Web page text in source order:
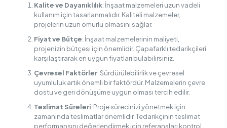
Kalite ve Dayanıklılık: İnşaat malzemeleri uzun vadeli
kullanım için tasarlanmalıdır. Kaliteli malzemeler,
projelerin uzun ömürlü olmasını sağlar.
Fiyat ve Bütçe: İnşaat malzemelerinin maliyeti,
projenizin bütçesi için önemlidir. Çapafarklı tedarikçileri
karşılaştırarak en uygun fiyatları bulabilirsiniz.
Çevresel Faktörler: Sürdürülebilirlik ve çevresel
uyumluluk artık önemli bir faktördür. Malzemelerin çevre
dostu ve geri dönüşüme uygun olması tercih edilir.
Teslimat Süreleri: Proje sürecinizi yönetmek için
zamanında teslimatlar önemlidir. Tedarikçinin teslimat
performansını değerlendirmek için referansları kontrol